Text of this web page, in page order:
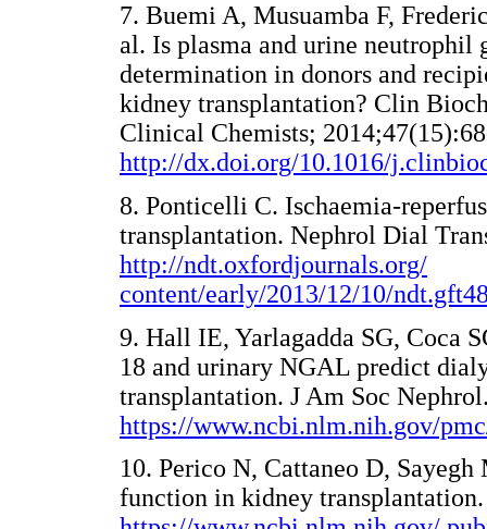
7. Buemi A, Musuamba F,
al. Is plasma and urine
determination in donors and
kidney transplantation? Clin
Clinical Chemists;
http://dx.doi.org/10.1016/
8. Ponticelli C. Ischaemia-
transplantation. Nephrol Dial
http://ndt.oxfordjournals.org/
content/early/2013/12/10/
9. Hall IE, Yarlagadda SG, Coca
18 and urinary NGAL predict
transplantation. J Am Soc
https://www.ncbi.nlm.nih.gov/
10. Perico N, Cattaneo D,
function in kidney